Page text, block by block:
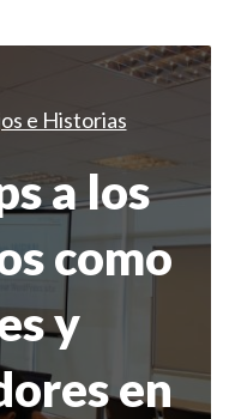
e Historias
a los
como
y
en